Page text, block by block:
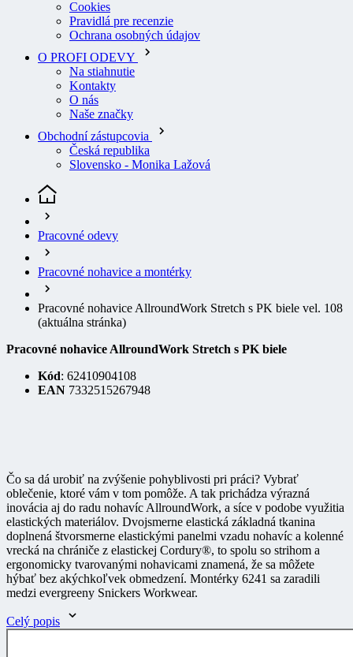
Ochrana osobných údajov
O PROFI ODEVY
Na stiahnutie
Kontakty
O nás
Naše značky
Obchodní zástupcovia
Česká republika
Slovensko - Monika Lažová
Pracovné nohavice a montérky
Pracovné nohavice AllroundWork Stretch s PK biele vel. 108
(aktuálna stránka)
Pracovné nohavice AllroundWork Stretch s PK biele
Kód: 62410904108
inovácia aj do radu nohavíc AllroundWork, a síce v podobe využitia
elastických materiálov. Dvojsmerne elastická základná tkanina
doplnená štvorsmerne elastickými panelmi vzadu nohavíc a kolenné
vrecká na chrániče z elastickej Cordury®, to spolu so strihom a
ergonomicky tvarovanými nohavicami znamená, že sa môžete
hýbať bez akýchkoľvek obmedzení. Montérky 6241 sa zaradili
medzi evergreeny Snickers Workwear.
Celý popis